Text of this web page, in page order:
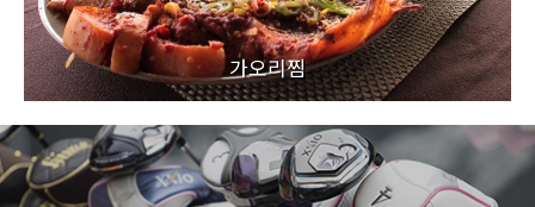
가오리찜